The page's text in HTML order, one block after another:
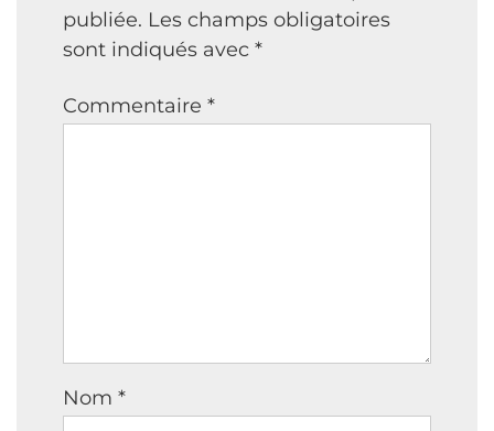
publiée. Les champs obligatoires
sont indiqués avec *
Commentaire *
Nom *